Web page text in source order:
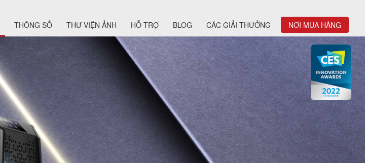
THÔNG SỐ THƯ VIỆN ẢNH HỖ TRỢ BLOG CÁC GIẢI THƯỞNG NƠI MUA HÀNG